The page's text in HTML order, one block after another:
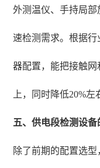
外测温仪、手持局
速检测需求。根据
器配置，能把接触网
上，同时降低20%左
五、供电段检测设
除了前期的配置选